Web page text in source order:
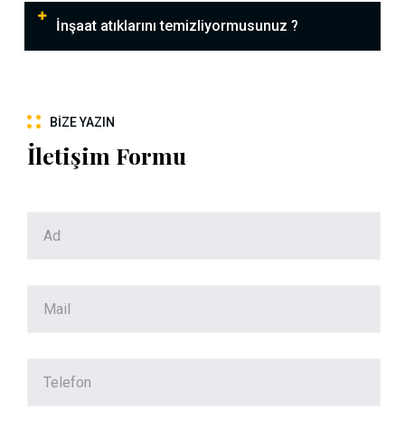
İnşaat atıklarını temizliyormusunuz ?
BIZE YAZIN
İletişim Formu